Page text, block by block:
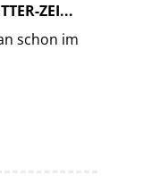
ZEI...
schon im